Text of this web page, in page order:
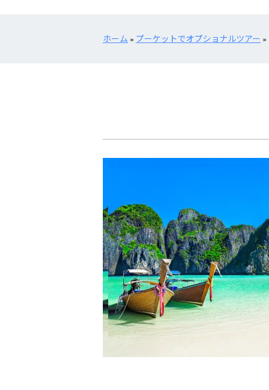
ホーム » プーケットでオプショナルツアー »